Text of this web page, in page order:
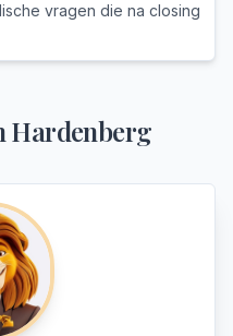
vragen die na closing
Hardenberg